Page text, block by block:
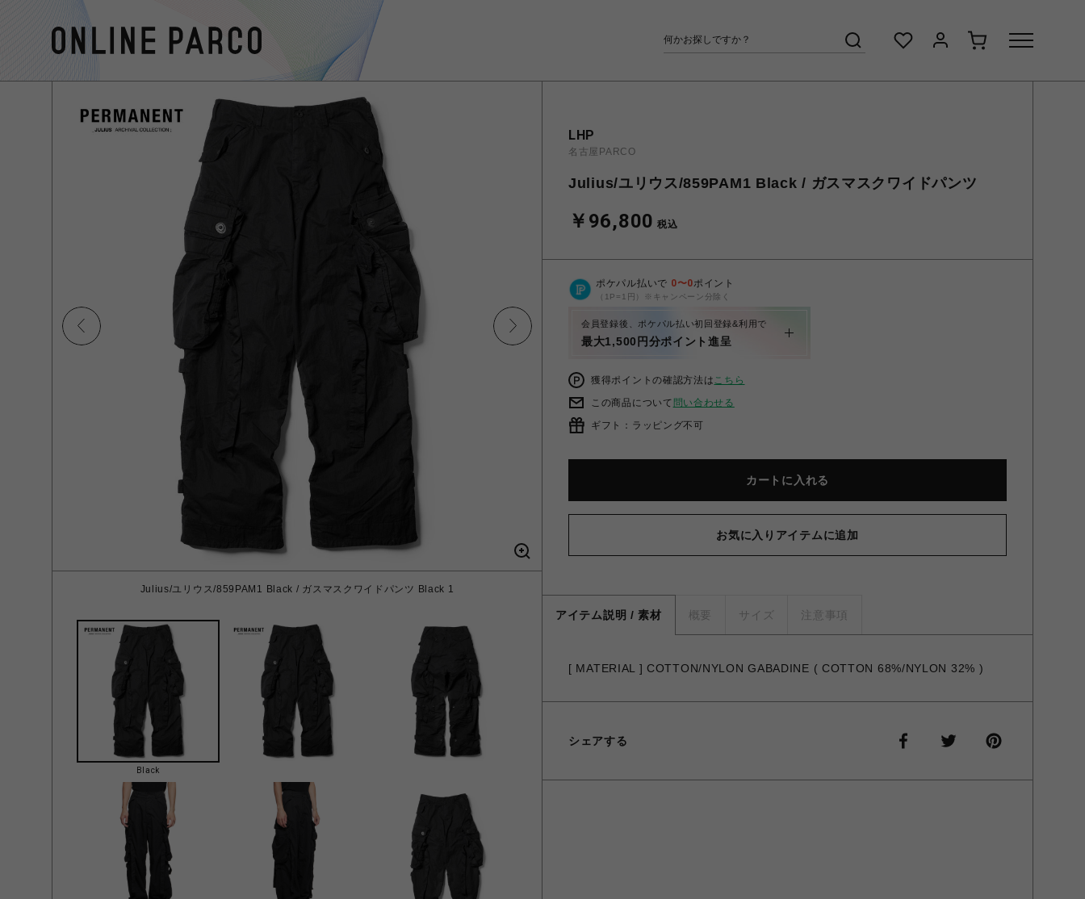
Julius/ユリウス/859PAM1 Black / ガスマスクワイドパンツ Black 1
Black
LHP
名古屋PARCO
Julius/ユリウス/859PAM1 Black / ガスマスクワイドパンツ
￥96,800 税込
ポケパル払いで 0〜0ポイント
（1P=1円）※キャンペーン分除く
会員登録後、ポケパル払い初回登録&利用で
最大1,500円分ポイント進呈
獲得ポイントの確認方法はこちら
この商品について 問い合わせる
ギフト：ラッピング不可
カートに入れる
お気に入りアイテムに追加
アイテム説明 / 素材 概要 サイズ 注意事項
[ MATERIAL ] COTTON/NYLON GABADINE ( COTTON 68%/NYLON 32% )
シェアする